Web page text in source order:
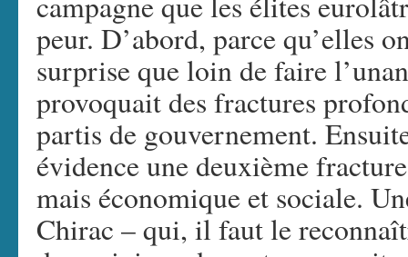
peur. D’abord, parce qu’elles
surprise que loin de faire
provoquait des fractures
partis de gouvernement.
évidence une deuxième
mais économique et sociale.
Chirac – qui, il faut le